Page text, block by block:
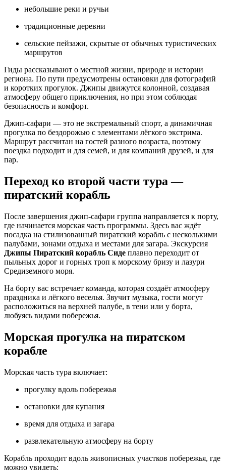
небольшие реки и ручьи
традиционные деревни
сельские пейзажи, скрытые от обычных туристических
маршрутов
Гиды рассказывают о местной жизни, природе и истории
региона. По пути предусмотрены остановки для фотографий
и коротких прогулок. Джипы движутся колонной, создавая
атмосферу общего приключения, но при этом соблюдая
безопасность и комфорт.
Джип‑сафари — это не экстремальный спорт, а динамичная
прогулка по бездорожью с элементами лёгкого экстрима.
Маршрут рассчитан на гостей разного возраста, поэтому
поездка подходит и для семей, и для компаний друзей, и для
пар.
Переход ко второй части тура —
пиратский корабль
После завершения джип‑сафари группа направляется к порту,
где начинается морская часть программы. Здесь вас ждёт
посадка на стилизованный пиратский корабль с несколькими
палубами, зонами отдыха и местами для загара. Экскурсия
Джипы Пиратский корабль Сиде плавно переходит от
пыльных дорог и горных троп к морскому бризу и лазури
Средиземного моря.
На борту вас встречает команда, которая создаёт атмосферу
праздника и лёгкого веселья. Звучит музыка, гости могут
расположиться на верхней палубе, в тени или у борта,
любуясь видами побережья.
Морская прогулка на пиратском
корабле
Морская часть тура включает:
прогулку вдоль побережья
остановки для купания
время для отдыха и загара
развлекательную атмосферу на борту
Корабль проходит вдоль живописных участков побережья, где
можно увидеть: